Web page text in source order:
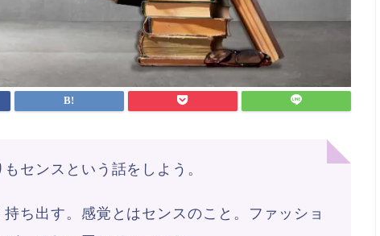
センスという話をしよう。
ち出す。感覚とはセンスのこと。ファッショ